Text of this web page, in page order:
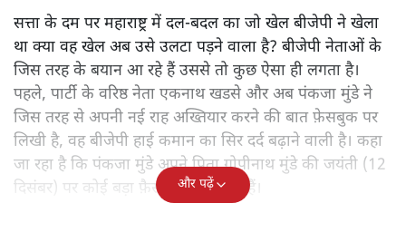
सत्ता के दम पर महाराष्ट्र में दल-बदल का जो खेल बीजेपी ने खेला
था क्या वह खेल अब उसे उलटा पड़ने वाला है? बीजेपी नेताओं के
जिस तरह के बयान आ रहे हैं उससे तो कुछ ऐसा ही लगता है।
पहले, पार्टी के वरिष्ठ नेता एकनाथ खडसे और अब पंकजा मुंडे ने
जिस तरह से अपनी नई राह अख्तियार करने की बात फ़ेसबुक पर
लिखी है, वह बीजेपी हाई कमान का सिर दर्द बढ़ाने वाली है। कहा
जा रहा है कि पंकजा मुंडे अपने पिता गोपीनाथ मुंडे की जयंती (12
दिसंबर) पर कोई बड़ा फ़ैसला कर सकती हैं।
और पढ़ें